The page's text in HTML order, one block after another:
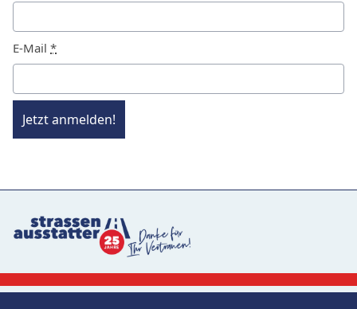
E-Mail *
Jetzt anmelden!